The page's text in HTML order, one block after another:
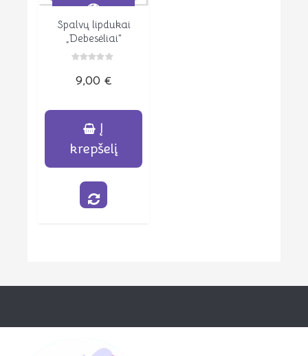
Peržiūrėti
Spalvų lipdukai
„Debesėliai”
iš9,00 €
Į
krepšelį